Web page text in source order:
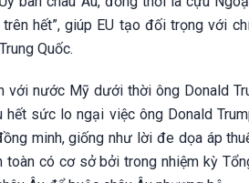
hết”, giúp EU tạo đối trọng với
Quốc.
với nước Mỹ dưới thời ông Donald
hết sức lo ngại việc ông Donald
minh, giống như lời đe dọa áp
có cơ sở bởi trong nhiệm kỳ